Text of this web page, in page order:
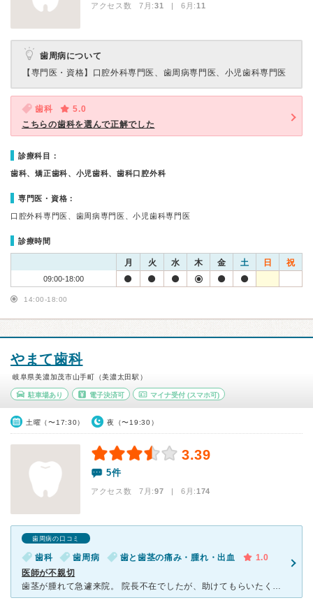
アクセス数 7月:31 | 6月:11
歯周病について
【専門医・資格】 口腔外科専門医、歯周病専門医、小児歯科専門医
歯科
5.0
こちらの歯科を選んで正解でした
診療科目：
歯科、矯正歯科、小児歯科、歯科口腔外科
専門医・資格：
口腔外科専門医、歯周病専門医、小児歯科専門医
診療時間
月 火 水 木 金 土 日 祝
09:00-18:00
14:00-18:00
やまて歯科
岐阜県美濃加茂市山手町（美濃太田駅）
駐車場あり 電子決済可 マイナ受付 (スマホ可)
土曜（〜17:30） 夜（〜19:30）
3.39
5件
アクセス数 7月:97 | 6月:174
歯周病の口コミ
歯科 歯周病 歯と歯茎の痛み・腫れ・出血
1.0
医師が不親切
歯茎が腫れて急遽来院。 院長不在でしたが、助けてもらいたくて来院しました。 薬を入れてもらいましたが、「かなりウミが出ている」と言われ、不安しかありませんでした。 学会では抜く事例とか？ 学